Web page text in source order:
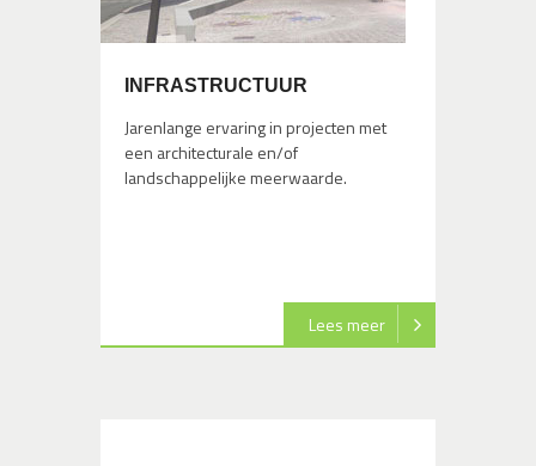
INFRASTRUCTUUR
Jarenlange ervaring in projecten met
een architecturale en/of
landschappelijke meerwaarde.
Lees meer